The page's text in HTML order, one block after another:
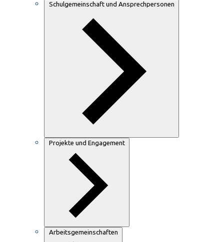
Schulgemeinschaft und Ansprechpersonen
Projekte und Engagement
Arbeitsgemeinschaften